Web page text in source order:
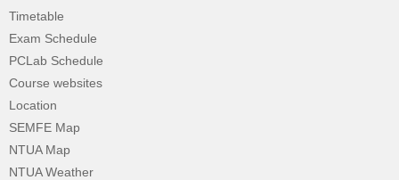
Timetable
Exam Schedule
PCLab Schedule
Course websites
Location
SEMFE Map
NTUA Map
NTUA Weather